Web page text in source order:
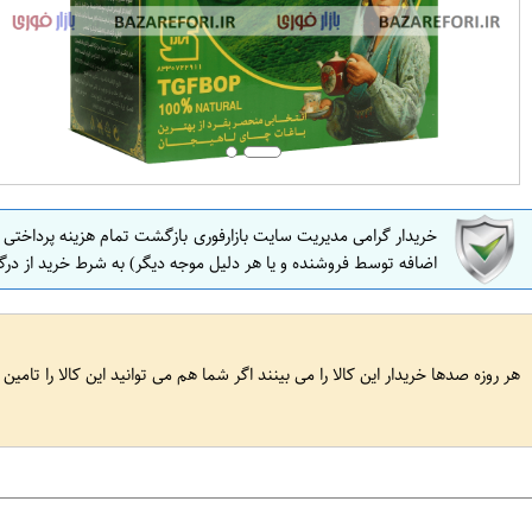
خریدار گرامی مدیریت سایت بازارفوری بازگشت تمام هزینه
اضافه توسط فروشنده و یا هر دلیل موجه دیگر) به شرط خرید از
هر روزه صدها خریدار این کالا را می بینند اگر شما هم می توانید این کالا را